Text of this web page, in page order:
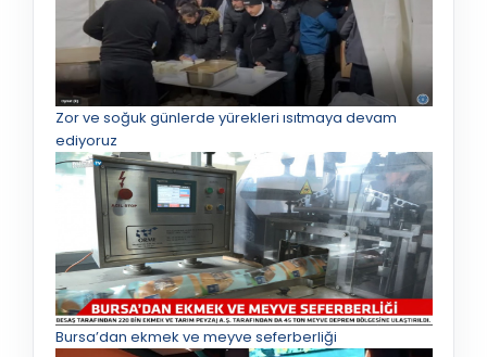
Zor ve soğuk günlerde yürekleri ısıtmaya devam
ediyoruz
Bursa’dan ekmek ve meyve seferberliği